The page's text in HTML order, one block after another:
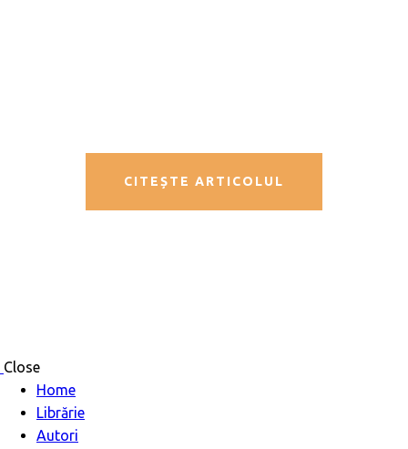
CITEȘTE ARTICOLUL
Close
Home
Librărie
Autori